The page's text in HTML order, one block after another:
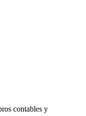
contables y